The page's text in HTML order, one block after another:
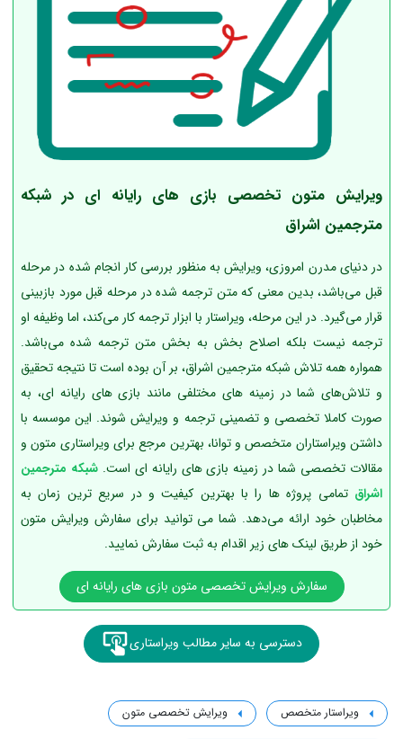
ویرایش متون تخصصی بازی های رایانه ای در شبکه
مترجمین اشراق
در دنیای مدرن امروزی، ویرایش به منظور بررسی کار انجام شده در مرحله
قبل می‌باشد، بدین معنی که متن ترجمه شده در مرحله قبل مورد بازبینی
قرار می‌گیرد. در این مرحله، ویراستار با ابزار ترجمه کار می‌کند، اما وظیفه او
ترجمه نیست بلکه اصلاح بخش به بخش متن ترجمه شده می‌باشد.
همواره همه تلاش شبکه مترجمین اشراق، بر آن بوده است تا نتیجه تحقیق
و تلاش‌های شما در زمینه های مختلفی مانند بازی های رایانه ای، به
صورت کاملا تخصصی و تضمینی ترجمه و ویرایش شوند. این موسسه با
داشتن ویراستاران متخصص و توانا، بهترین مرجع برای ویراستاری متون و
مقالات تخصصی شما در زمینه بازی های رایانه ای است.شبکه مترجمین
اشراق تمامی پروژه ها را با بهترین کیفیت و در سریع ترین زمان به
مخاطبان خود ارائه می‌دهد. شما می توانید برای سفارش ویرایش متون
خود از طریق لینک های زیر اقدام به ثبت سفارش نمایید.
سفارش ویرایش تخصصی متون بازی های رایانه ای
دسترسی به سایر مطالب ویراستاری
ویراستار متخصص ویرایش تخصصی متون